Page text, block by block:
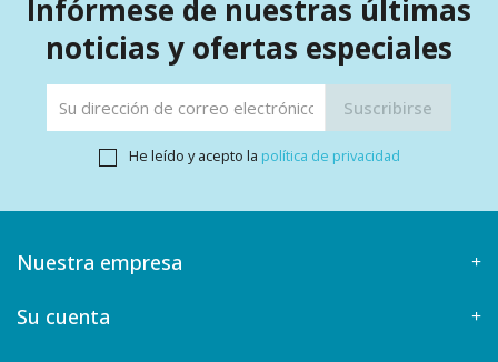
Infórmese de nuestras últimas
noticias y ofertas especiales
He leído y acepto la política de privacidad
Nuestra empresa
Su cuenta